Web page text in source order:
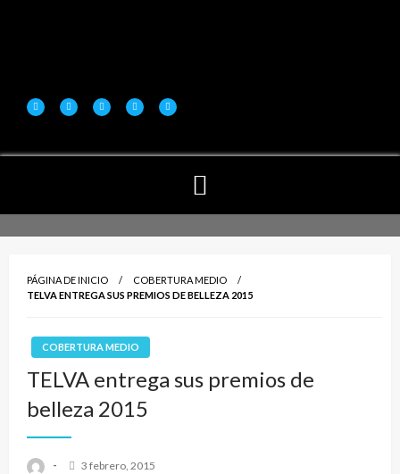
PÁGINA DE INICIO
COBERTURA MEDIO
TELVA ENTREGA SUS PREMIOS DE BELLEZA 2015
COBERTURA MEDIO
TELVA entrega sus premios de
belleza 2015
- 3 febrero, 2015